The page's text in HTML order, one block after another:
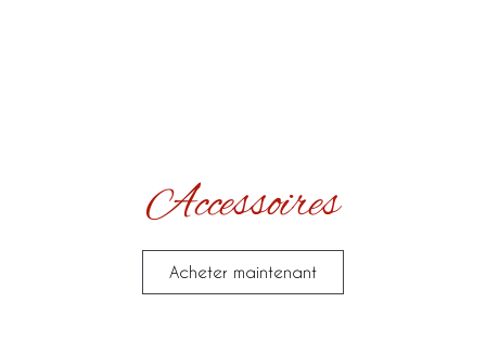
Accessoires
Acheter maintenant